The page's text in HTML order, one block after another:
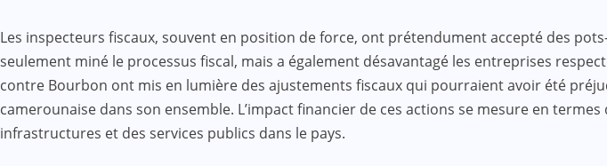
Les inspecteurs fiscaux, souvent en position de force, ont prétendument accepté des
seulement miné le processus fiscal, mais a également désavantagé les entreprises
contre Bourbon ont mis en lumière des ajustements fiscaux qui pourraient avoir été
camerounaise dans son ensemble. L’impact financier de ces actions se mesure en
infrastructures et des services publics dans le pays.